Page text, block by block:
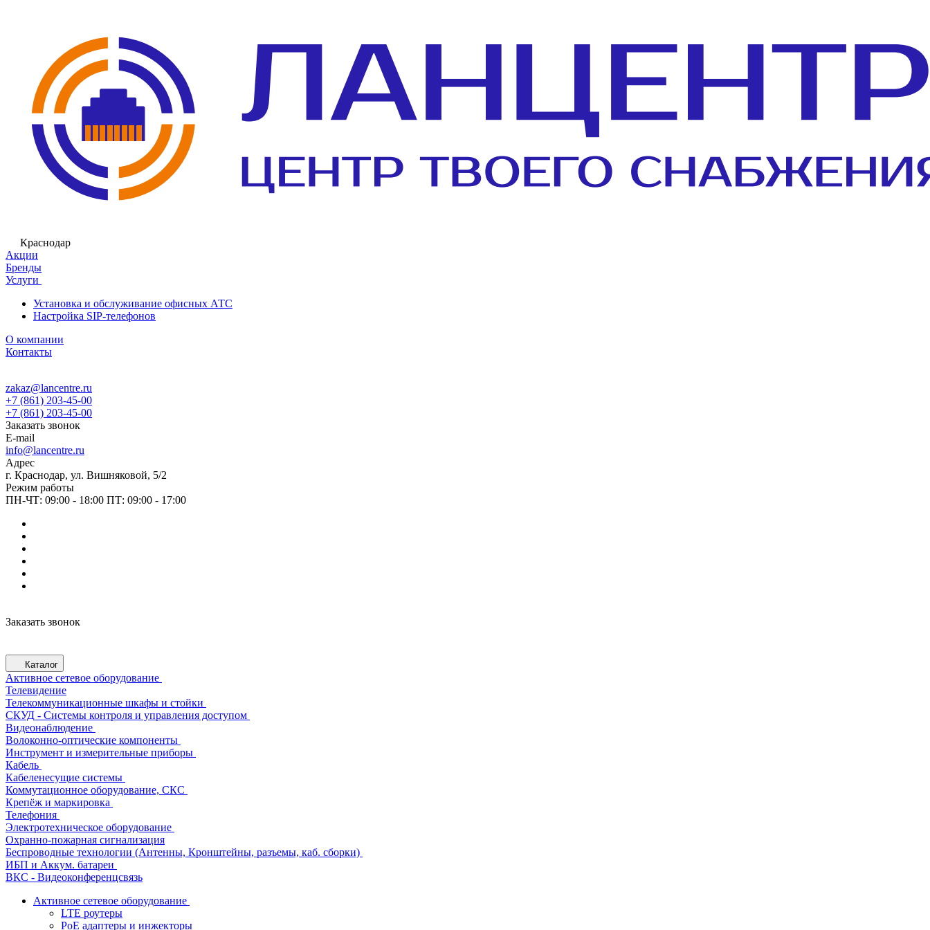
Краснодар
Акции
Бренды
Услуги
Установка и обслуживание офисных АТС
Настройка SIP-телефонов
О компании
Контакты
zakaz@lancentre.ru
+7 (861) 203-45-00
+7 (861) 203-45-00
Заказать звонок
E-mail
info@lancentre.ru
Адрес
г. Краснодар, ул. Вишняковой, 5/2
Режим работы
ПН-ЧТ: 09:00 - 18:00 ПТ: 09:00 - 17:00
Заказать звонок
Каталог
Активное сетевое оборудование
Телевидение
Телекоммуникационные шкафы и стойки
СКУД - Системы контроля и управления доступом
Видеонаблюдение
Волоконно-оптические компоненты
Инструмент и измерительные приборы
Кабель
Кабеленесущие системы
Коммутационное оборудование, СКС
Крепёж и маркировка
Телефония
Электротехническое оборудование
Охранно-пожарная сигнализация
Беспроводные технологии (Антенны, Кронштейны, разъемы, каб. сборки)
ИБП и Аккум. батареи
ВКС - Видеоконференцсвязь
Активное сетевое оборудование
LTE роутеры
PoE адаптеры и инжекторы